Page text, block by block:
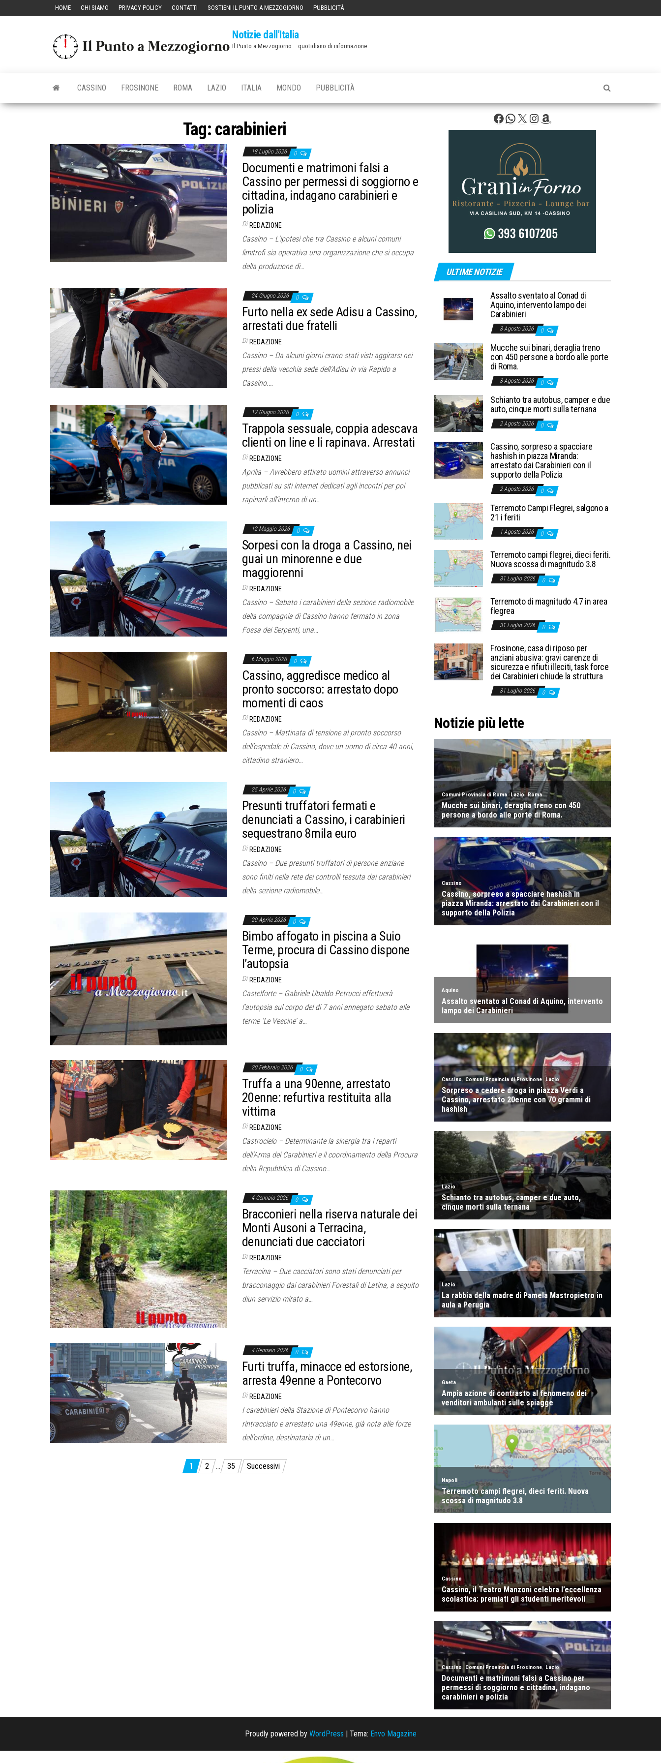
HOME CHI SIAMO PRIVACY POLICY CONTATTI SOSTIENI IL PUNTO A MEZZOGIORNO PUBBLICITÀ
Notizie dall'Italia
Il Punto a Mezzogiorno – quotidiano di informazione
CASSINO FROSINONE ROMA LAZIO ITALIA MONDO PUBBLICITÀ
Tag: carabinieri
18 Luglio 2026 0
Documenti e matrimoni falsi a
Cassino per permessi di soggiorno e
cittadina, indagano carabinieri e
polizia
Di REDAZIONE
Cassino – L’ipotesi che tra Cassino e alcuni comuni
limitrofi sia operativa una organizzazione che si occupa
della produzione di…
24 Giugno 2026 0
Furto nella ex sede Adisu a Cassino,
arrestati due fratelli
Di REDAZIONE
Cassino – Da alcuni giorni erano stati visti aggirarsi nei
pressi della vecchia sede dell’Adisu in via Rapido a
Cassino.…
12 Giugno 2026 0
Trappola sessuale, coppia adescava
clienti on line e li rapinava. Arrestati
Di REDAZIONE
Aprilia – Avrebbero attirato uomini attraverso annunci
pubblicati su siti internet dedicati agli incontri per poi
rapinarli all’interno di un…
12 Maggio 2026 0
Sorpesi con la droga a Cassino, nei
guai un minorenne e due
maggiorenni
Di REDAZIONE
Cassino – Sabato i carabinieri della sezione radiomobile
della compagnia di Cassino hanno fermato in zona
Fossa dei Serpenti, una…
6 Maggio 2026 0
Cassino, aggredisce medico al
pronto soccorso: arrestato dopo
momenti di caos
Di REDAZIONE
Cassino – Mattinata di tensione al pronto soccorso
dell’ospedale di Cassino, dove un uomo di circa 40 anni,
cittadino straniero…
25 Aprile 2026 0
Presunti truffatori fermati e
denunciati a Cassino, i carabinieri
sequestrano 8mila euro
Di REDAZIONE
Cassino – Due presunti truffatori di persone anziane
sono finiti nella rete dei controlli tessuta dai carabinieri
della sezione radiomobile…
20 Aprile 2026 0
Bimbo affogato in piscina a Suio
Terme, procura di Cassino dispone
l’autopsia
Di REDAZIONE
Castelforte – Gabriele Ubaldo Petrucci effettuerà
l’autopsia sul corpo del di 7 anni annegato sabato alle
terme ‘Le Vescine’ a…
20 Febbraio 2026 0
Truffa a una 90enne, arrestato
20enne: refurtiva restituita alla
vittima
Di REDAZIONE
Castrocielo – Determinante la sinergia tra i reparti
dell’Arma dei Carabinieri e il coordinamento della Procura
della Repubblica di Cassino…
4 Gennaio 2026 0
Bracconieri nella riserva naturale dei
Monti Ausoni a Terracina,
denunciati due cacciatori
Di REDAZIONE
Terracina – Due cacciatori sono stati denunciati per
bracconaggio dai carabinieri Forestali di Latina, a seguito
diun servizio mirato a…
4 Gennaio 2026 0
Furti truffa, minacce ed estorsione,
arresta 49enne a Pontecorvo
Di REDAZIONE
I carabinieri della Stazione di Pontecorvo hanno
rintracciato e arrestato una 49enne, già nota alle forze
dell’ordine, destinataria di un…
1 2 … 35 Successivi
Facebook
WhatsApp
X Instagram
Amazon
ULTIME NOTIZIE
Assalto sventato al Conad di
Aquino, intervento lampo dei
Carabinieri
3 Agosto 2026 0
Mucche sui binari, deraglia treno
con 450 persone a bordo alle porte
di Roma.
3 Agosto 2026 0
Schianto tra autobus, camper e due
auto, cinque morti sulla ternana
2 Agosto 2026 0
Cassino, sorpreso a spacciare
hashish in piazza Miranda:
arrestato dai Carabinieri con il
supporto della Polizia
2 Agosto 2026 0
Terremoto Campi Flegrei, salgono a
21 i feriti
1 Agosto 2026 0
Terremoto campi flegrei, dieci feriti.
Nuova scossa di magnitudo 3.8
31 Luglio 2026 0
Terremoto di magnitudo 4.7 in area
flegrea
31 Luglio 2026 0
Frosinone, casa di riposo per
anziani abusiva: gravi carenze di
sicurezza e rifiuti illeciti, task force
dei Carabinieri chiude la struttura
31 Luglio 2026 0
Notizie più lette
Proudly powered by WordPress | Tema: Envo Magazine